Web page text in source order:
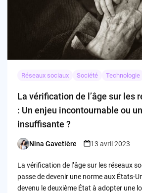
Réseaux sociaux Société Technologie
La vérification de l’âge sur les
: Un enjeu incontournable ou
insuffisante ?
Posted
Nina Gavetière 13 avril 2023
La vérification de l’âge sur les réseaux
passe de devenir une norme aux États-
devenu le deuxième État à adopter une